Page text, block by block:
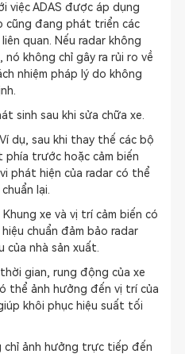
việc ADAS được áp dụng
cũng đang phát triển các
quan. Nếu radar không
không chỉ gây ra rủi ro về
nhiệm pháp lý do không
sinh sau khi sửa chữa xe.
dụ, sau khi thay thế các bộ
phía trước hoặc cảm biến
phát hiện của radar có thể
lại.
xe và vị trí cảm biến có
chuẩn đảm bảo radar
của nhà sản xuất.
gian, rung động của xe
thể ảnh hưởng đến vị trí của
khôi phục hiệu suất tối
chỉ ảnh hưởng trực tiếp đến